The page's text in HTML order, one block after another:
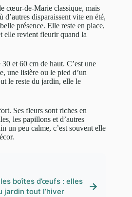
cœur-de-Marie classique, mais
disparaissent vite en été,
présence. Elle reste en place,
elle revient fleurir quand la
et 60 cm de haut. C’est une
une lisière ou le pied d’un
le reste du jardin, elle le
Ses fleurs sont riches en
les papillons et d’autres
un peu calme, c’est souvent elle
boîtes d’œufs : elles
jardin tout l’hiver
→